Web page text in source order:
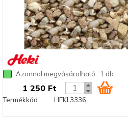
Azonnal megvásárolható : 1 db
1 250 Ft
Termékkód: HEKI 3336